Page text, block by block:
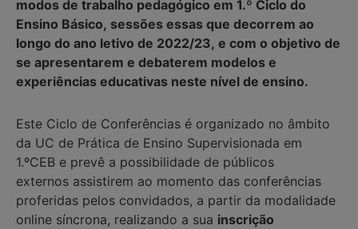
modos de trabalho pedagógico em 1.º Ciclo do
Ensino Básico, sessões essas que decorrem ao
longo do ano letivo de 2022/23, e com o objetivo de
se apresentarem e debaterem modelos e
experiências educativas neste nível de ensino.
Este Ciclo de Conferências é organizado no âmbito
da UC de Prática de Ensino Supervisionada em
1.ºCEB e prevê a possibilidade de públicos
externos assistirem ao momento das conferências
proferidas pelos convidados, a partir da modalidade
online síncrona, realizando a sua inscrição